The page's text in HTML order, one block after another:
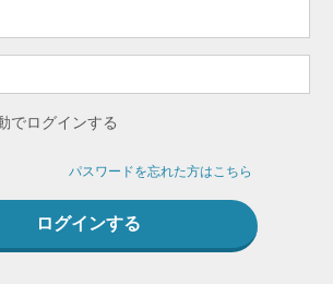
でログインする
パスワードを忘れた方はこちら